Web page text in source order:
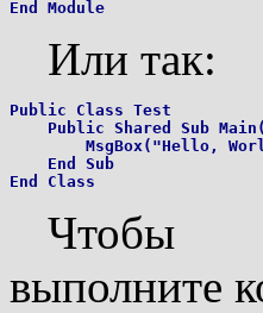
Или так:
Public Class Test
Public Shared Sub
MsgBox("Hello,
    End Sub
Чтобы
выполните